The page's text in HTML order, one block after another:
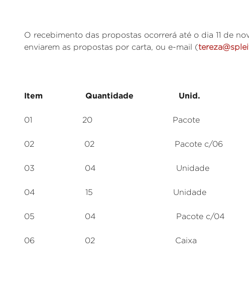
O recebimento das propostas ocorrerá até o dia 11 de
enviarem as propostas por carta, ou e-mail (
Item Quantidade Unid.
01 20 Pacote Papel
02 02 Pacote c/06 Cola
03 04 Unidade Pasta com
04 15 Unidade Envelope
05 04 Pacote c/04
06 02 Caixa